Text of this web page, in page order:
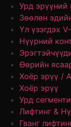
Урд эрүүний
Зөөлөн
Үл үзэгдэх
Нүүрний
Өөрийн
Хоёр эрүү /
Хоёр эрүү
Урд
Лифтинг &
Гванг